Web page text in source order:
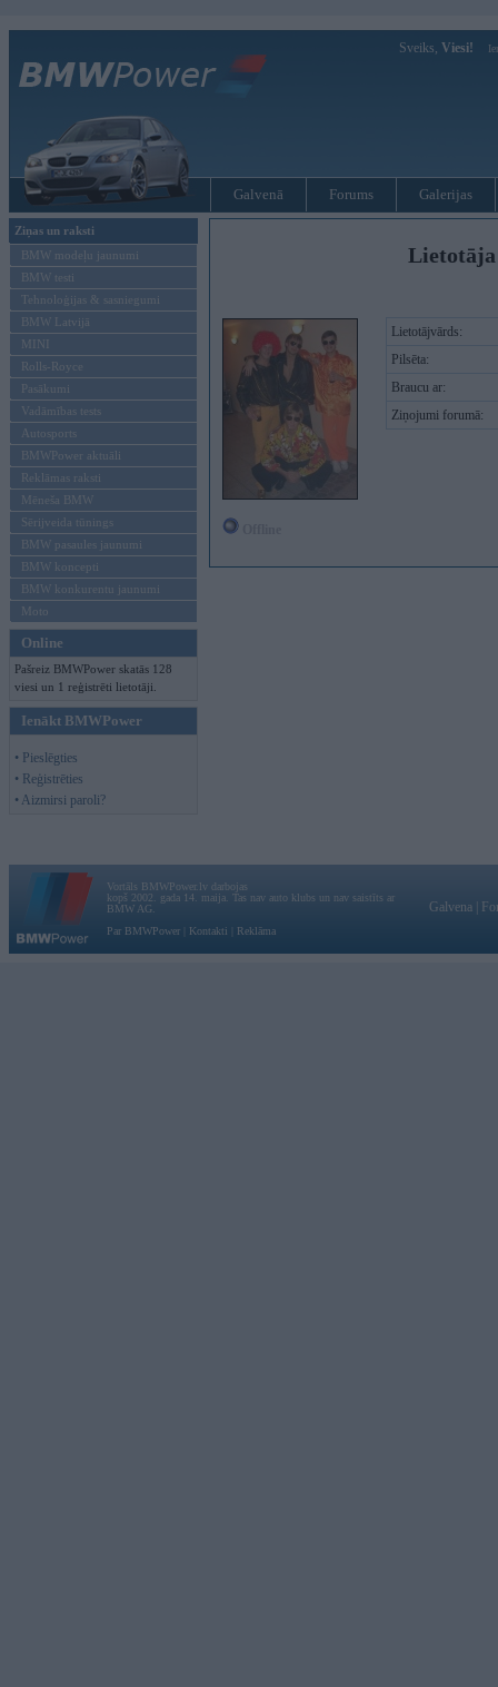
Sveiks, Viesi!
Galvenā Forums Galerijas
Ziņas un raksti
BMW modeļu jaunumi
BMW testi
Tehnoloģijas & sasniegumi
BMW Latvijā
MINI
Rolls-Royce
Pasākumi
Vadāmības tests
Autosports
BMWPower aktuāli
Reklāmas raksti
Mēneša BMW
Sērijveida tūnings
BMW pasaules jaunumi
BMW koncepti
BMW konkurentu jaunumi
Moto
Online
Pašreiz BMWPower skatās 128
viesi un 1 reģistrēti lietotāji.
Ienākt BMWPower
• Pieslēgties
• Reģistrēties
• Aizmirsi paroli?
Lietotājvārds:
Pilsēta:
Braucu ar:
Ziņojumi forumā:
Vortāls BMWPower.lv darbojas
kopš 2002. gada 14. maija. Tas nav auto klubs un nav saistīts ar
BMW AG.
Par BMWPower
Kontakti Reklāma
Galvena